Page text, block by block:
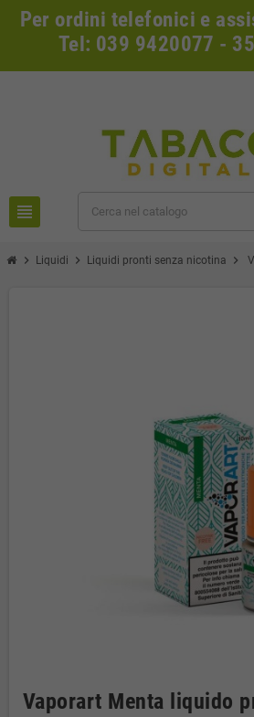
Per ordini telefonici e
Tel: 039 9420077 -
view_headline
chevron_right Liquidi chevron_right Liquidi pronti senza nicotina chevron_right
Vaporart Menta liquido